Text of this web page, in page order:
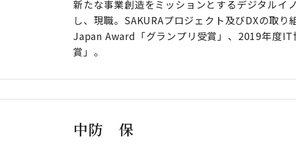
新たな事業創造をミッションとするデジタルイ
し、現職。SAKURAプロジェクト及びDXの取
Japan Award「グランプリ受賞」、2019年度
賞」。
中防 保